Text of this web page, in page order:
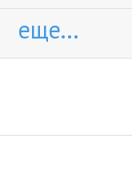
еще...